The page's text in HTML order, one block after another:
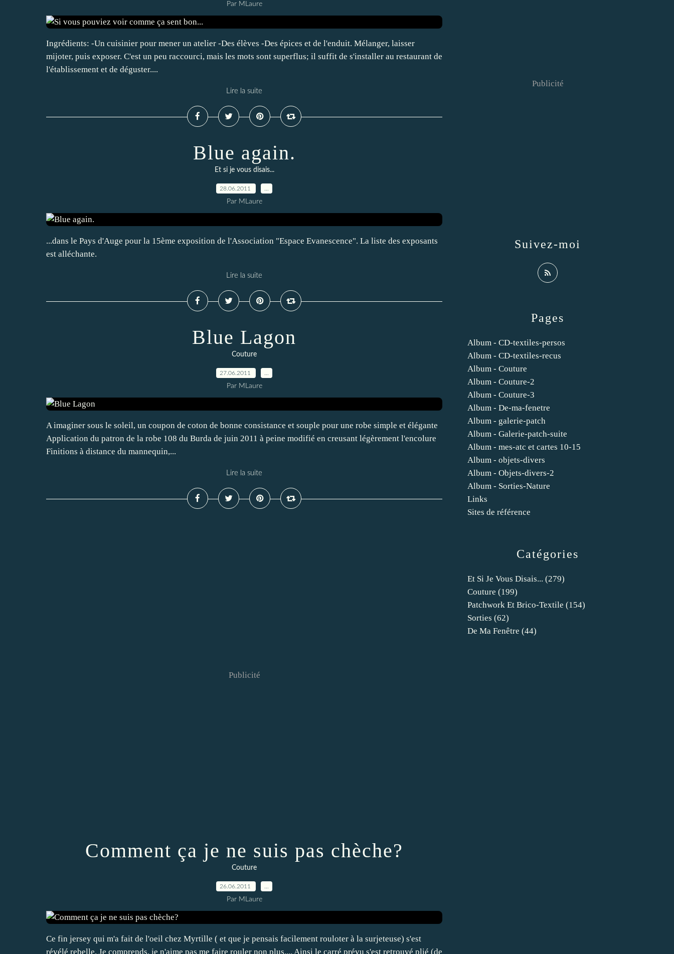
Par MLaure
Ingrédients: -Un cuisinier pour mener un atelier -Des élèves -Des épices et de l'enduit. Mélanger, laisser
mijoter, puis exposer. C'est un peu raccourci, mais les mots sont superflus; il suffit de s'installer au restaurant de
l'établissement et de déguster....
Lire la suite
Blue again.
Et si je vous disais...
28.06.2011
Par MLaure
...dans le Pays d'Auge pour la 15ème exposition de l'Association "Espace Evanescence". La liste des exposants
est alléchante.
Lire la suite
Blue Lagon
Couture
27.06.2011
Par MLaure
A imaginer sous le soleil, un coupon de coton de bonne consistance et souple pour une robe simple et élégante
Application du patron de la robe 108 du Burda de juin 2011 à peine modifié en creusant légèrement l'encolure
Finitions à distance du mannequin,...
Lire la suite
Publicité
Comment ça je ne suis pas chèche?
Couture
26.06.2011
Par MLaure
Ce fin jersey qui m'a fait de l'oeil chez Myrtille ( et que je pensais facilement rouloter à la surjeteuse) s'est
révélé rebelle. Je comprends, je n'aime pas me faire rouler non plus.... Ainsi le carré prévu s'est retrouvé plié (de
Catégories
Et Si Je Vous Disais... (279)
Couture (199)
Patchwork Et Brico-Textile (154)
Sorties (62)
De Ma Fenêtre (44)
Pages
Album - CD-textiles-persos
Album - CD-textiles-recus
Album - Couture
Album - Couture-2
Album - Couture-3
Album - De-ma-fenetre
Album - galerie-patch
Album - Galerie-patch-suite
Album - mes-atc et cartes 10-15
Album - objets-divers
Album - Objets-divers-2
Album - Sorties-Nature
Links
Sites de référence
Suivez-moi
Publicité